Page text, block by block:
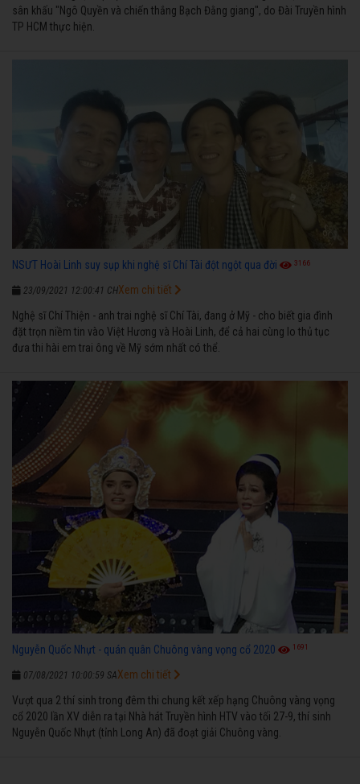
sân khấu "Ngô Quyền và chiến thắng Bạch Đằng giang", do Đài Truyền hình
TP HCM thực hiện.
NSƯT Hoài Linh suy sụp khi nghệ sĩ Chí Tài đột ngột qua đời 3166
23/09/2021 12:00:41 CH
Nghệ sĩ Chí Thiện - anh trai nghệ sĩ Chí Tài, đang ở Mỹ - cho biết gia đình
đặt trọn niềm tin vào Việt Hương và Hoài Linh, để cả hai cùng lo thủ tục
đưa thi hài em trai ông về Mỹ sớm nhất có thể.
Xem chi tiết
Nguyễn Quốc Nhựt - quán quân Chuông vàng vọng cổ 2020 1691
07/08/2021 10:00:59 SA
Vượt qua 2 thí sinh trong đêm thi chung kết xếp hạng Chuông vàng vọng
cổ 2020 lần XV diễn ra tại Nhà hát Truyền hình HTV vào tối 27-9, thí sinh
Nguyễn Quốc Nhựt (tỉnh Long An) đã đoạt giải Chuông vàng.
Xem chi tiết